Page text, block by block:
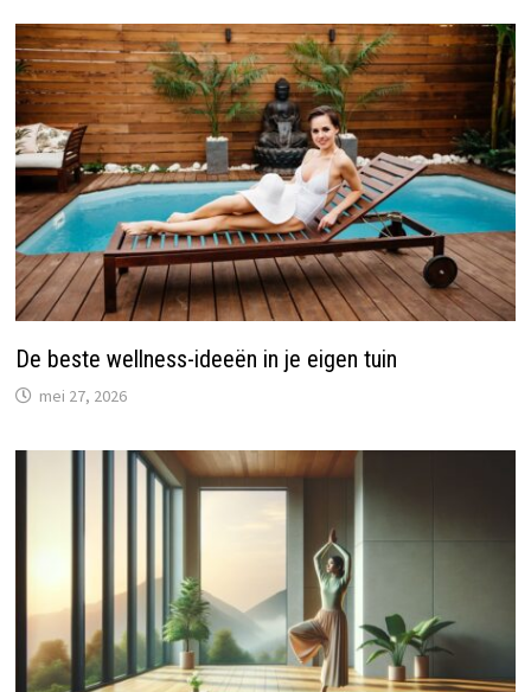
De beste wellness-ideeën in je eigen tuin
mei 27, 2026